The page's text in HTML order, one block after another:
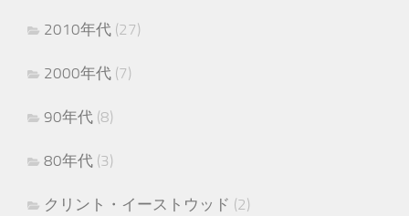
2010年代 (27)
2000年代 (7)
90年代 (8)
80年代 (3)
クリント・イーストウッド (2)